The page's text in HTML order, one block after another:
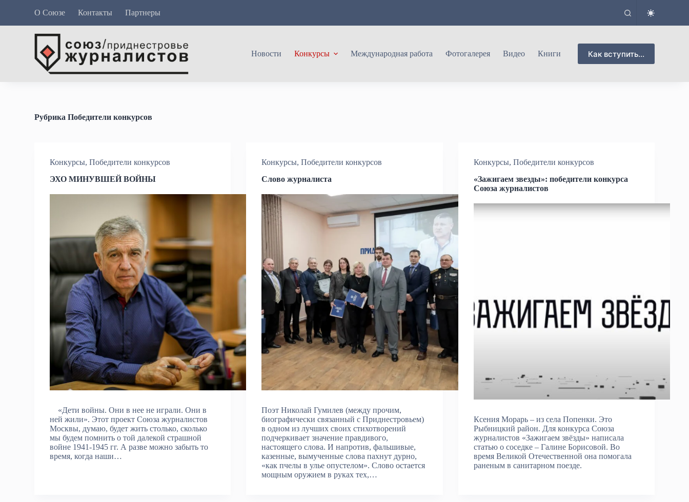
р
О Союзе Контакты Партнеры
Новости Конкурсы Международная работа Фотогалерея Видео Книги Как вступить...
Рубрика Победители конкурсов
Конкурсы,Победители конкурсов
ЭХО МИНУВШЕЙ ВОЙНЫ
«Дети войны. Они в нее не играли. Они в
ней жили». Этот проект Союза журналистов
Москвы, думаю, будет жить столько, сколько
мы будем помнить о той далекой страшной
войне 1941-1945 гг. А разве можно забыть то
время, когда наши…
Конкурсы,Победители конкурсов
Слово журналиста
Поэт Николай Гумилев (между прочим,
биографически связанный с Приднестровьем)
в одном из лучших своих стихотворений
подчеркивает значение правдивого,
настоящего слова. И напротив, фальшивые,
казенные, вымученные слова пахнут дурно,
«как пчелы в улье опустелом». Слово остается
мощным оружием в руках тех,…
Конкурсы, Победители конкурсов
«Зажигаем звезды»: победители конкурса
Союза журналистов
Ксения Морарь – из села Попенки. Это
Рыбницкий район. Для конкурса Союза
журналистов «Зажигаем звёзды» написала
статью о соседке – Галине Борисовой. Во
время Великой Отечественной она помогала
раненым в санитарном поезде.